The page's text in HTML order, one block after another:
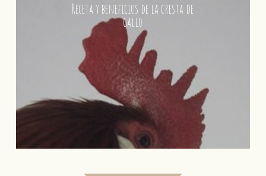
Receta y beneficios de la cresta de
gallo